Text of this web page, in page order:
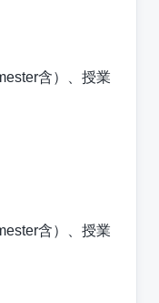
含）、授業
含）、授業